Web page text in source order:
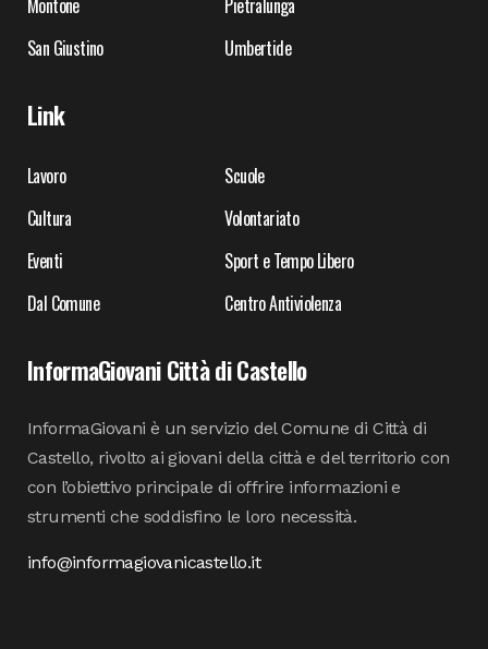
Montone
Pietralunga
San Giustino
Umbertide
Link
Lavoro
Scuole
Cultura
Volontariato
Eventi
Sport e Tempo Libero
Dal Comune
Centro Antiviolenza
InformaGiovani Città di Castello
InformaGiovani è un servizio del Comune di Città di
Castello, rivolto ai giovani della città e del territorio con
con l’obiettivo principale di offrire informazioni e
strumenti che soddisfino le loro necessità.
info@informagiovanicastello.it